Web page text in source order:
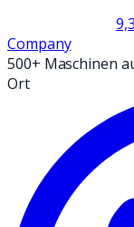
9,3
Company
500+ Maschinen
Ort